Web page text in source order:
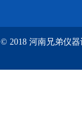
© 2018 河南兄弟仪